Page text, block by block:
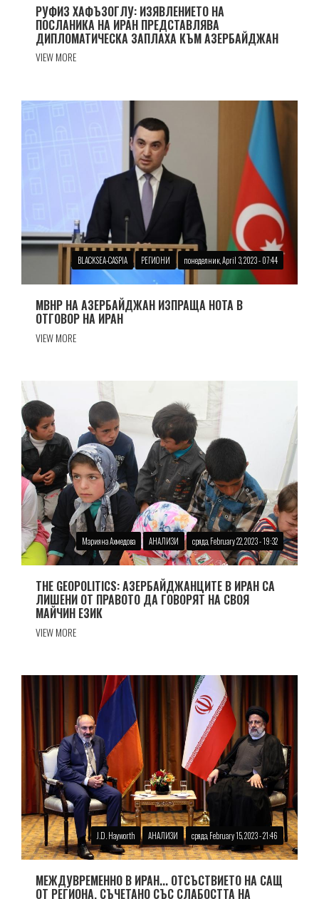
РУФИЗ ХАФЪЗОГЛУ: ИЗЯВЛЕНИЕТО НА
ПОСЛАНИКА НА ИРАН ПРЕДСТАВЛЯВА
ДИПЛОМАТИЧЕСКА ЗАПЛАХА КЪМ АЗЕРБАЙДЖАН
VIEW MORE
BLACKSEA-CASPIA РЕГИОНИ понеделник, April 3, 2023 - 07:44
МВНР НА АЗЕРБАЙДЖАН ИЗПРАЩА НОТА В
ОТГОВОР НА ИРАН
VIEW MORE
Марияна Ахмедова АНАЛИЗИ сряда, February 22, 2023 - 19:32
THE GEOPOLITICS: АЗЕРБАЙДЖАНЦИТЕ В ИРАН СА
ЛИШЕНИ ОТ ПРАВОТО ДА ГОВОРЯТ НА СВОЯ
МАЙЧИН ЕЗИК
VIEW MORE
J.D. Hayworth АНАЛИЗИ сряда, February 15, 2023 - 21:46
МЕЖДУВРЕМЕННО В ИРАН... ОТСЪСТВИЕТО НА САЩ
ОТ РЕГИОНА, СЪЧЕТАНО СЪС СЛАБОСТТА НА